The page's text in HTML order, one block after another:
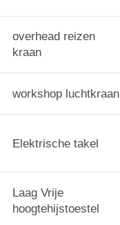
overhead reizen
kraan
workshop luchtkraan
Elektrische takel
Laag Vrije
hoogtehijstoestel